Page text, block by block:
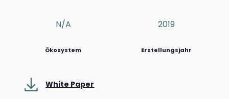
N/a
Ökosystem
2019
Erstellungsjahr
White Paper